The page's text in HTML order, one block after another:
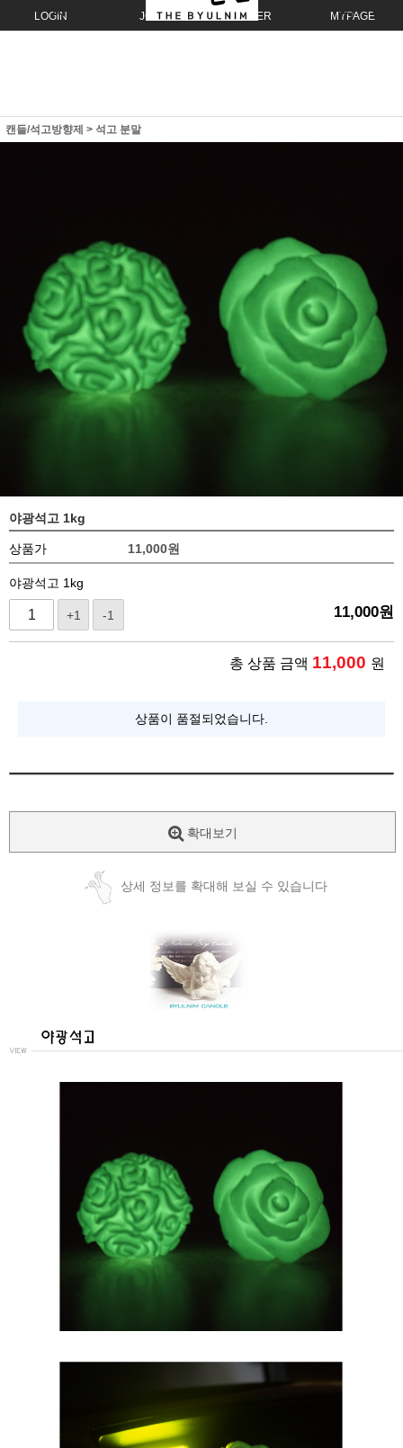
LOGIN JOIN ORDER MYPAGE
캔들/석고방향제 > 석고 분말
야광석고 1kg
상품가 11,000원
야광석고 1kg
+1 -1 11,000원
총 상품 금액 11,000 원
상품이 품절되었습니다.
확대보기
상세 정보를 확대해 보실 수 있습니다